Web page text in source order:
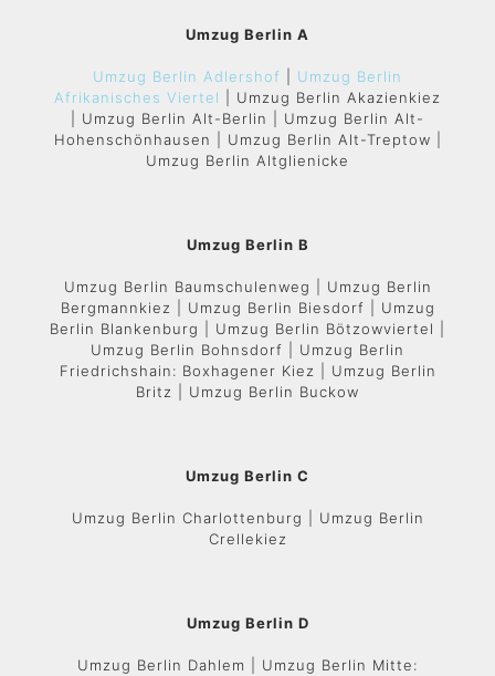
Umzug Berlin A
Umzug Berlin Adlershof
Umzug Berlin
Afrikanisches Viertel
| Umzug Berlin Akazienkiez
| Umzug Berlin Alt-Berlin | Umzug Berlin Alt-
Hohenschönhausen | Umzug Berlin Alt-Treptow |
Umzug Berlin Altglienicke
Umzug Berlin B
Umzug Berlin Baumschulenweg | Umzug Berlin
Bergmannkiez | Umzug Berlin Biesdorf | Umzug
Berlin Blankenburg | Umzug Berlin Bötzowviertel |
Umzug Berlin Bohnsdorf | Umzug Berlin
Friedrichshain: Boxhagener Kiez | Umzug Berlin
Britz | Umzug Berlin Buckow
Umzug Berlin C
Umzug Berlin Charlottenburg | Umzug Berlin
Crellekiez
Umzug Berlin D
Umzug Berlin Dahlem | Umzug Berlin Mitte: